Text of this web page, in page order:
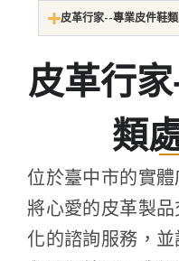
皮革行家--專業皮件鞋
皮革行
類
位於臺中市的實
將心愛的皮革製
化的諮詢服務，